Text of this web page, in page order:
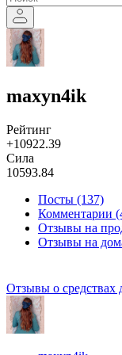
maxyn4ik
Рейтинг
+10922.39
Сила
10593.84
Посты (137)
Комментарии
Отзывы на
Отзывы на
Отзывы о средствах